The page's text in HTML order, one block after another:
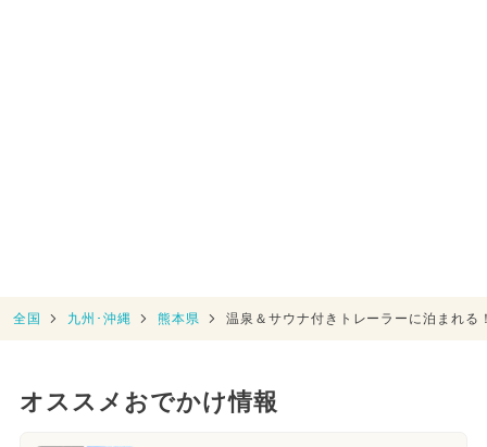
全国 九州･沖縄 熊本県 温泉＆サウナ付きトレーラーに泊まれ
オススメおでかけ情報